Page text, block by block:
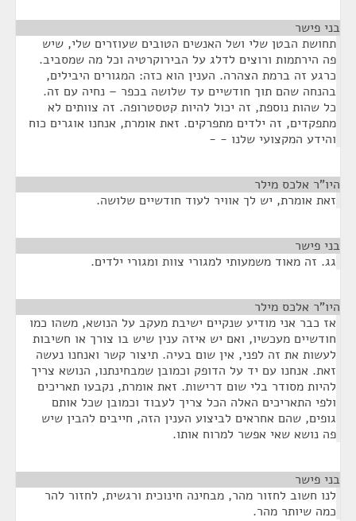
בני פישר
תחושת הבטן שלי ושל האנשים הטובים שעוזרים שלי, שיש
פה הירתמות ורוצים לדלג על הבירוקרטיה וכל מה שמסביב.
כרגע זה ברמת הצהרה. הענין הוא כזה: המגורים היבילים,
בהנחה שהם תוך חודשיים עד שלושה בכפר – נחיה עם זה.
כל שהות נוספת, זה יכול להיות קטסטרופה. זה צוותים לא
מתפקדים, זה ילדים מתפרקים. זאת אומרת, אנחנו אוגרים כוח
והידע המקצועי שלנו - -
היו"ר אלכס מילר
זאת אומרת, יש לך אוויר לעוד חודשיים שלושה.
בני פישר
גג. זה מאוד משמעותי למגורי צוות ומגורי ילדים.
היו"ר אלכס מילר
אז כבר אני מודיע שנקיים ישיבת מעקב על הנושא, משהו כמו
חודשיים מעכשיו, ואם יש איזה ענין שיש בו צורך או חשיבות
לעשות את זה לפני, אין שום בעיה. תיצור קשר ואנחנו נעשה
זאת. אנחנו עם יד על הדופק וכמובן שמבחינתנו, הנושא צריך
להיות מסודר בלי שום דרישות. זאת אומרת, נקבעו תאריכים
ולפי התאריכים האלה הכל צריך לעבוד וכמובן שכל אותם
גופים, שהם אחראים לביצוע הענין הזה, חייבים להבין שיש
פה נושא שאי אפשר למרוח אותו.
בני פישר
לנו חשוב לחזור מהר, מבחינה חינוכית ורגשית, לחזור להר
כמה שיותר מהר.